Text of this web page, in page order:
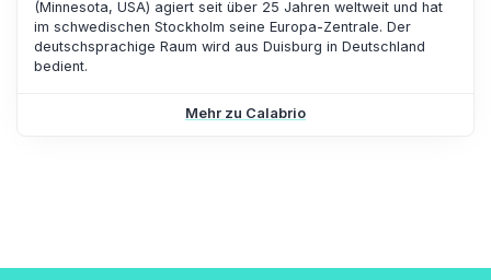
(Minnesota, USA) agiert seit über 25 Jahren weltweit und hat
im schwedischen Stockholm seine Europa-Zentrale. Der
deutschsprachige Raum wird aus Duisburg in Deutschland
bedient.
Mehr zu Calabrio